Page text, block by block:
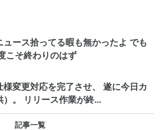
ース拾ってる暇も無かったよ でも
こそ終わりのはず
変更対応を完了させ、 遂に今日カ
）。 リリース作業が終…
記事一覧